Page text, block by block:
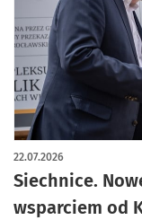
Siechnice.
wsparciem od
22.07.2026